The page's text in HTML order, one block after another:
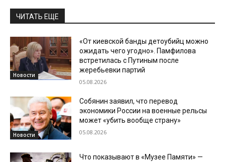
ЧИТАТЬ ЕЩЕ
Новости
«От киевской банды детоубийц можно
ожидать чего угодно». Памфилова
встретилась с Путиным после
жеребьевки партий
05.08.2026
Новости
Собянин заявил, что перевод
экономики России на военные рельсы
может «убить вообще страну»
05.08.2026
Что показывают в «Музее Памяти» —